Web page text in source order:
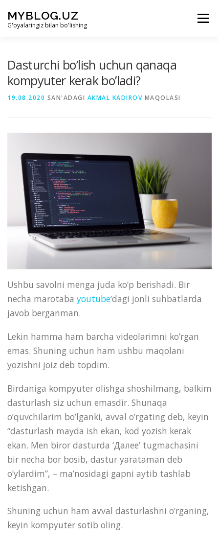
MYBLOG.UZ
G'oyalaringiz bilan bo'lishing
Menu
Dasturchi bo’lish uchun qanaqa
kompyuter kerak bo’ladi?
19.08.2020 SAN'ADAGI AKMAL KADIROV MAQOLASI
Ushbu savolni menga juda ko’p berishadi. Bir
necha marotaba youtube‘dagi jonli suhbatlarda
javob berganman.
Lekin hamma ham barcha videolarimni ko’rgan
emas. Shuning uchun ham ushbu maqolani
yozishni joiz deb topdim.
Birdaniga kompyuter olishga shoshilmang, balkim
dasturlash siz uchun emasdir. Shunaqa
o’quvchilarim bo’lganki, avval o’rgating deb, keyin
“dasturlash mayda ish ekan, kod yozish kerak
ekan. Men biror dasturda ‘Далее’ tugmachasini
bir necha bor bosib, dastur yarataman deb
o’ylardim”, – ma’nosidagi gapni aytib tashlab
ketishgan.
Shuning uchun ham avval dasturlashni o’rganing,
keyin kompyuter sotib oling.